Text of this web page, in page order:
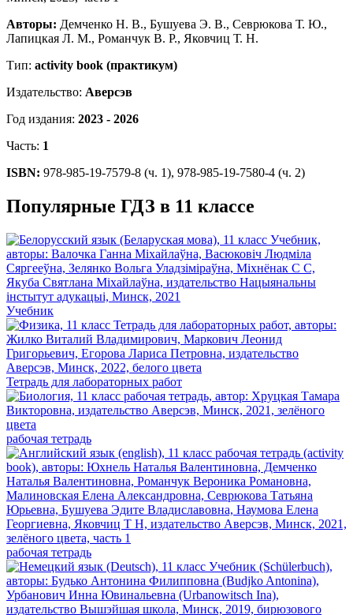
Авторы: Демченко Н. В., Бушуева Э. В., Севрюкова Т. Ю.,
Лапицкая Л. М., Романчук В. Р., Яковчиц Т. Н.
Тип: activity book (практикум)
Издательство: Аверсэв
Год издания: 2023 - 2026
Часть: 1
ISBN: 978-985-19-7579-8 (ч. 1), 978-985-19-7580-4 (ч. 2)
Популярные ГДЗ в 11 классе
Учебник
Тетрадь для лабораторных работ
рабочая тетрадь
рабочая тетрадь